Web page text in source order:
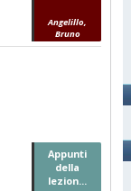
Angelillo,
Bruno
Appunti
della
lezion...